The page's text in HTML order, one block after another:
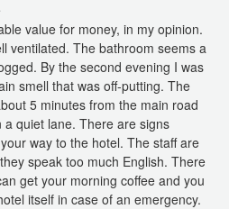
value for money, in my opinion.
ventilated. The bathroom seems a
By the second evening I was
smell that was off-putting. The
5 minutes from the main road
quiet lane. There are signs
way to the hotel. The staff are
speak too much English. There
get your morning coffee and you
itself in case of an emergency.